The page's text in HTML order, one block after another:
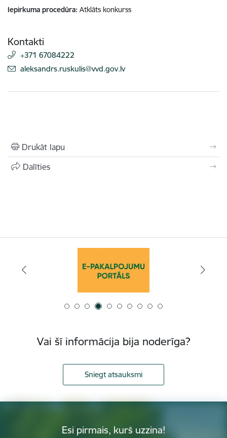
Iepirkuma procedūra Atklāts konkurss
Kontakti
+371 67084222
E-pasts:
aleksandrs.ruskulis@vvd.gov.lv
Drukāt lapu
Dalīties
Vai šī informācija bija noderīga?
Sniegt atsauksmi
Esi pirmais, kurš uzzina!